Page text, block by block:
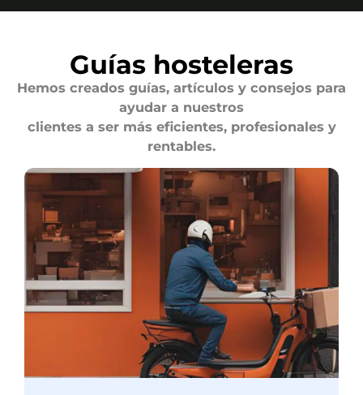
Guías hosteleras
Hemos creados guías, artículos y consejos para
ayudar a nuestros
clientes a ser más eficientes, profesionales y
rentables.